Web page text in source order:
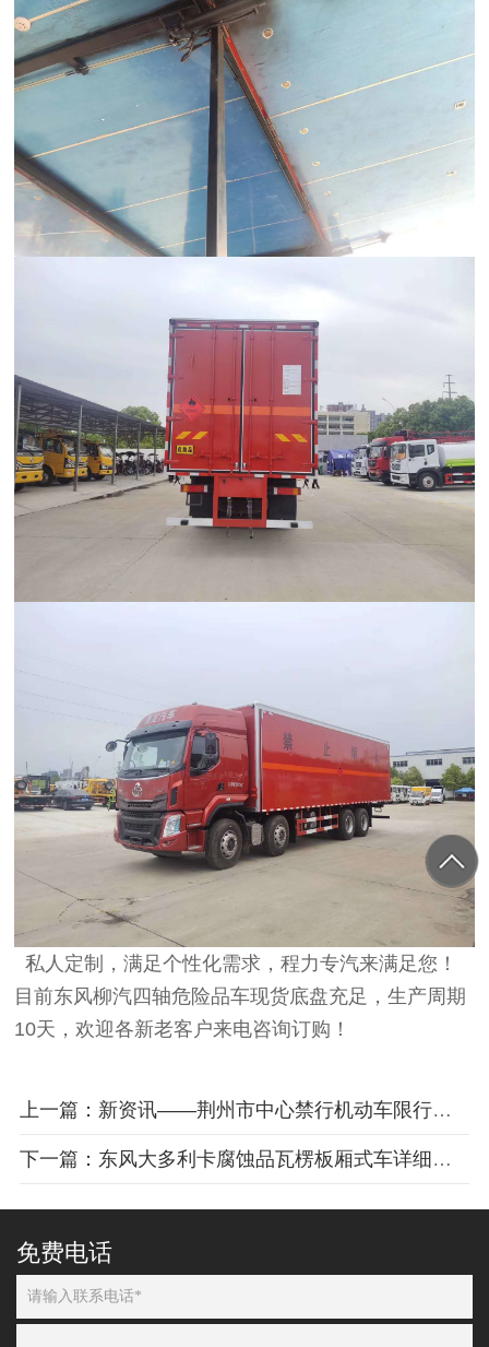
私人定制，满足个性化需求，程力专汽来满足您！
目前东风柳汽四轴危险品车现货底盘充足，生产周期
10天，欢迎各新老客户来电咨询订购！
上一篇：新资讯——荆州市中心禁行机动车限行管理
下一篇：东风大多利卡腐蚀品瓦楞板厢式车详细介绍
免费电话